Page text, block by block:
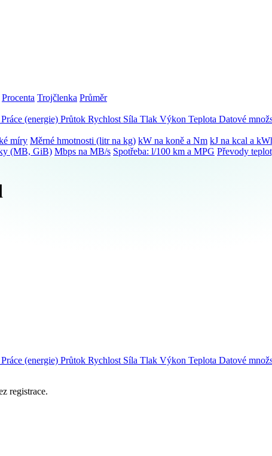
Procenta Trojčlenka Průměr
Práce (energie) Průtok Rychlost Síla Tlak Výkon Teplota Datové
míry Měrné hmotnosti (litr na kg) kW na koně a Nm kJ na kcal a
(MB, GiB) Mbps na MB/s Spotřeba: l/100 km a MPG Převody
Práce (energie) Průtok Rychlost Síla Tlak Výkon Teplota Datové
registrace.